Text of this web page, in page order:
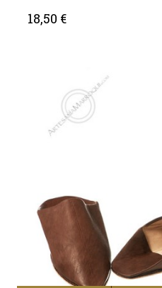
Price
18,50 €